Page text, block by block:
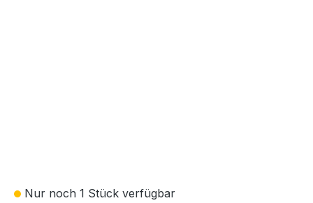
Nur noch 1 Stück verfügbar